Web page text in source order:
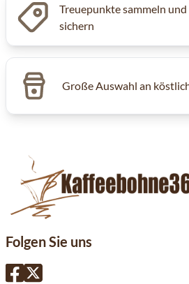
Treuepunkte sammeln
sichern
Große Auswahl an
Folgen Sie uns